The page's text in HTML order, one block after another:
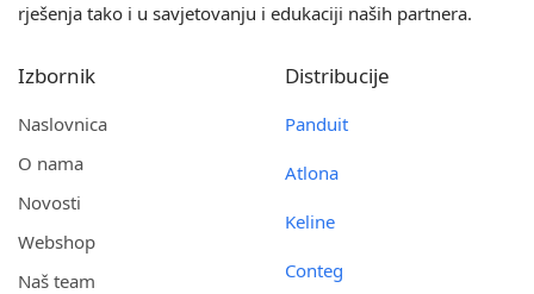
rješenja tako i u savjetovanju i edukaciji naših partnera.
Izbornik
Naslovnica
O nama
Novosti
Webshop
Naš team
Distribucije
Panduit
Atlona
Keline
Conteg